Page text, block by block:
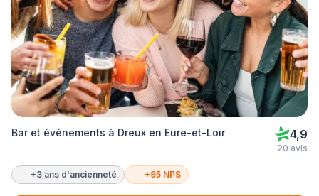
Bar et événements à Dreux en Eure-et-Loir 4,9
20 avis
+3 ans d'ancienneté +95 NPS